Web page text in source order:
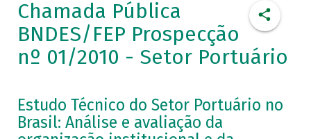
Chamada Pública
BNDES/FEP Prospecção
nº 01/2010 - Setor Portuário
Estudo Técnico do Setor Portuário no
Brasil: Análise e avaliação da